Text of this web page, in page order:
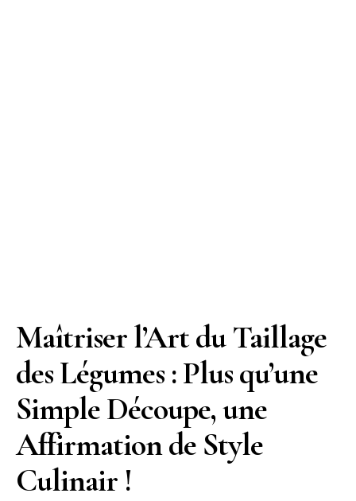
Maîtriser l’Art du Taillage
des Légumes : Plus qu’une
Simple Découpe, une
Affirmation de Style
Culinair !